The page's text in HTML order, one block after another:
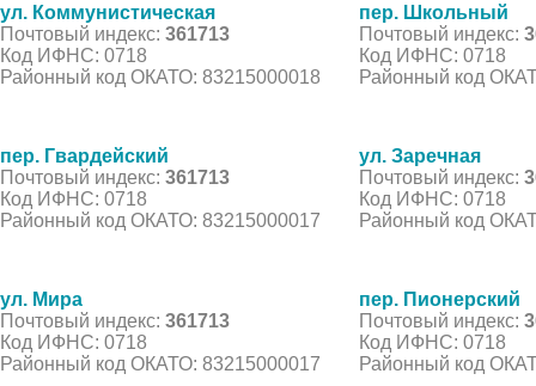
ул. Коммунистическая
Почтовый индекс: 361713
Код ИФНС: 0718
Районный код ОКАТО: 83215000018
пер. Школьный
Почтовый индекс:
Код ИФНС: 0718
Районный код
пер. Гвардейский
Почтовый индекс: 361713
Код ИФНС: 0718
Районный код ОКАТО: 83215000017
ул. Заречная
Почтовый индекс:
Код ИФНС: 0718
Районный код
ул. Мира
Почтовый индекс: 361713
Код ИФНС: 0718
Районный код ОКАТО: 83215000017
пер. Пионерский
Почтовый индекс:
Код ИФНС: 0718
Районный код